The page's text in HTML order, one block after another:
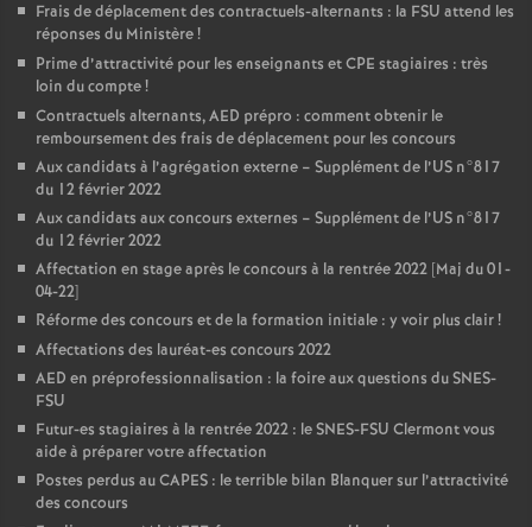
Frais de déplacement des contractuels-alternants : la FSU attend les
réponses du Ministère!
Prime d’attractivité pour les enseignants et CPE stagiaires : très
loin du compte!
Contractuels alternants, AED prépro : comment obtenir le
remboursement des frais de déplacement pour les concours
Aux candidats à l’agrégation externe – Supplément de l’US n°817
du 12 février 2022
Aux candidats aux concours externes – Supplément de l’US n°817
du 12 février 2022
Affectation en stage après le concours à la rentrée 2022 [Maj du 01-
04-22]
Réforme des concours et de la formation initiale : y voir plus clair!
Affectations des lauréat-es concours 2022
AED en préprofessionnalisation : la foire aux questions du SNES-
FSU
Futur-es stagiaires à la rentrée 2022 : le SNES-FSU Clermont vous
aide à préparer votre affectation
Postes perdus au CAPES : le terrible bilan Blanquer sur l’attractivité
des concours